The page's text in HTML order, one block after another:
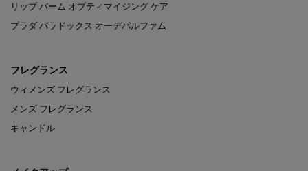
リップ バーム オプティマイジング ケア
プラダ パラドックス オーデパルファム
フレグランス
ウィメンズ フレグランス
メンズ フレグランス
キャンドル